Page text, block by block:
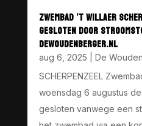
ZWEMBAD ’T WILLAER
GESLOTEN DOOR
DEWOUDENBERGER.NL
aug 6, 2025
De
SCHERPENZEEL
woensdag 6 augustus
gesloten vanwege een